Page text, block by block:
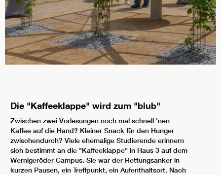
Die "Kaffeeklappe" wird zum "blub"
Zwischen zwei Vorlesungen noch mal schnell 'nen
Kaffee auf die Hand? Kleiner Snack für den Hunger
zwischendurch? Viele ehemalige Studierende erinnern
sich bestimmt an die "Kaffeeklappe" in Haus 3 auf dem
Wernigeröder Campus. Sie war der Rettungsanker in
kurzen Pausen, ein Treffpunkt, ein Aufenthaltsort. Nach